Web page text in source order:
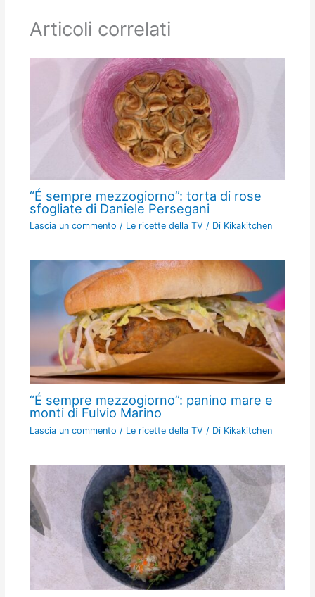
Articoli correlati
“É sempre mezzogiorno”: torta di rose
sfogliate di Daniele Persegani
Lascia un commento / Le ricette della TV / Di Kikakitchen
“É sempre mezzogiorno”: panino mare e
monti di Fulvio Marino
Lascia un commento / Le ricette della TV / Di Kikakitchen